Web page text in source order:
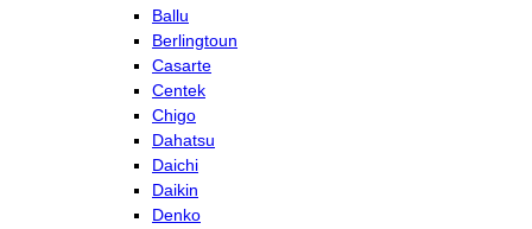
Ballu
Berlingtoun
Casarte
Centek
Chigo
Dahatsu
Daichi
Daikin
Denko